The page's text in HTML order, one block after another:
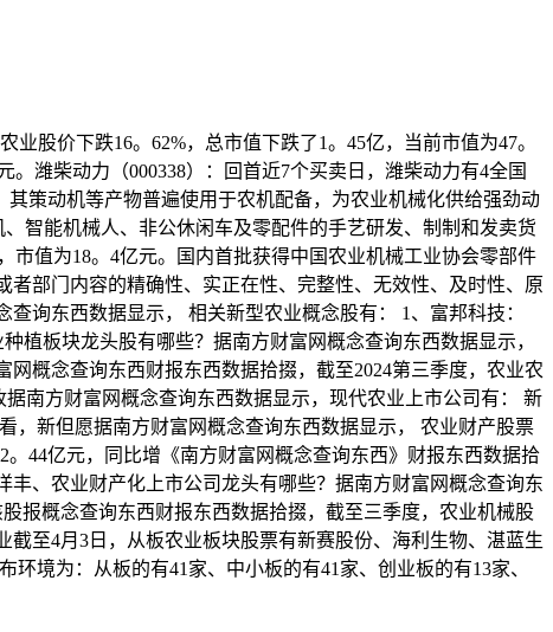
股价下跌16。62%，总市值下跌了1。45亿，当前市值为47。
潍柴动力（000338）：回首近7个买卖日，潍柴动力有4全国
策动机等产物普遍使用于农机配备，为农业机械化供给强劲动
智能机械人、非公休闲车及零配件的手艺研发、制制和发卖货
市值为18。4亿元。国内首批获得中国农业机械工业协会零部件
部门内容的精确性、实正在性、完整性、无效性、及时性、原
询东西数据显示， 相关新型农业概念股有： 1、富邦科技：
植板块龙头股有哪些？据南方财富网概念查询东西数据显示，
概念查询东西财报东西数据拾掇，截至2024第三季度，农业农
南方财富网概念查询东西数据显示，现代农业上市公司有： 新
，新但愿据南方财富网概念查询东西数据显示， 农业财产股票
44亿元，同比增《南方财富网概念查询东西》财报东西数据拾
、农业财产化上市公司龙头有哪些？据南方财富网概念查询东
报概念查询东西财报东西数据拾掇，截至三季度，农业机械股
至4月3日，从板农业板块股票有新赛股份、海利生物、湛蓝生
境为：从板的有41家、中小板的有41家、创业板的有13家、